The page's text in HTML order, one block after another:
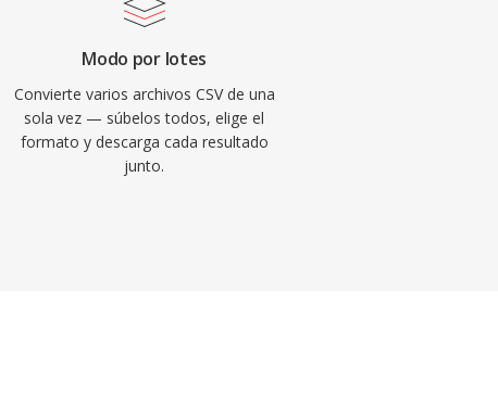
Modo por lotes
Convierte varios archivos CSV de una
sola vez — súbelos todos, elige el
formato y descarga cada resultado
junto.